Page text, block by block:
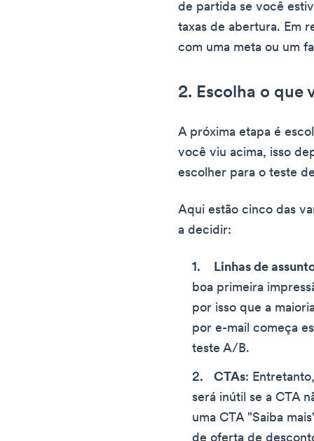
de partida se você
taxas de abertura. Em
com uma meta ou um
2. Escolha o que
A próxima etapa é
você viu acima, isso
escolher para o teste
Aqui estão cinco das
a decidir:
Linhas de
boa primeira
por isso que a
por e-mail começa
teste A/B.
CTAs:
será inútil se a CTA
uma CTA "Saiba